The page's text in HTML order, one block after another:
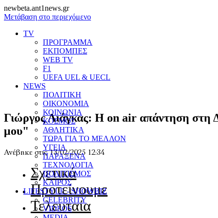
newbeta.ant1news.gr
Μετάβαση στο περιεχόμενο
TV
ΠΡΟΓΡΑΜΜΑ
ΕΚΠΟΜΠΕΣ
WEB TV
F1
UEFA UEL & UECL
NEWS
ΠΟΛΙΤΙΚΗ
ΟΙΚΟΝΟΜΙΑ
ΚΟΙΝΩΝΙΑ
ΚΟΣΜΟΣ
ΑΘΛΗΤΙΚΑ
ΤΩΡΑ ΓΙΑ ΤΟ ΜΕΛΛΟΝ
ΥΓΕΙΑ
ΠΑΡΑΞΕΝΑ
ΤΕΧΝΟΛΟΓΙΑ
ΠΟΛΙΤΙΣΜΟΣ
ΚΑΙΡΟΣ
LIFESTYLE - SHOWBIZ
CELEBRITY
VIDEOS
Γιώργος Λιάγκας: Η on air απάντηση στη
μου"
Ανέβηκε στις 13/02/2025 12:34
Σχετικά
Προτείνουμε
Τελευταία